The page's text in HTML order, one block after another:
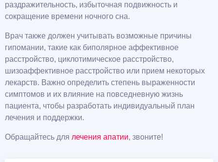
раздражительность, избыточная подвижность и
сокращение времени ночного сна.
Врач также должен учитывать возможные причины
гипомании, такие как биполярное аффективное
расстройство, циклотимическое расстройство,
шизоаффективное расстройство или прием некоторых
лекарств. Важно определить степень выраженности
симптомов и их влияние на повседневную жизнь
пациента, чтобы разработать индивидуальный план
лечения и поддержки.
Обращайтесь для лечения апатии, звоните!